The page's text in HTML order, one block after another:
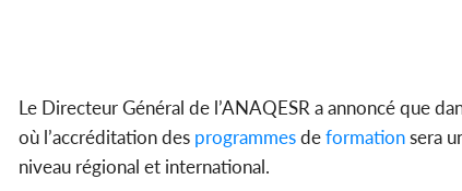
Le Directeur Général de l’ANAQESR a annoncé que
où l’accréditation des programmesdeformationsera
niveau régional et international.